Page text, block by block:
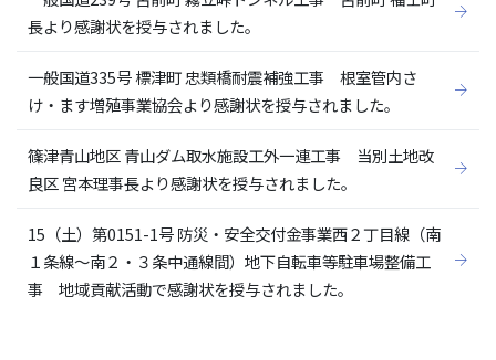
長より感謝状を授与されました。
一般国道335号 標津町 忠類橋耐震補強工事 根室管内さ
け・ます増殖事業協会より感謝状を授与されました。
篠津青山地区 青山ダム取水施設工外一連工事 当別土地改
良区 宮本理事長より感謝状を授与されました。
15（土）第0151-1号 防災・安全交付金事業西２丁目線（南
１条線～南２・３条中通線間）地下自転車等駐車場整備工
事 地域貢献活動で感謝状を授与されました。